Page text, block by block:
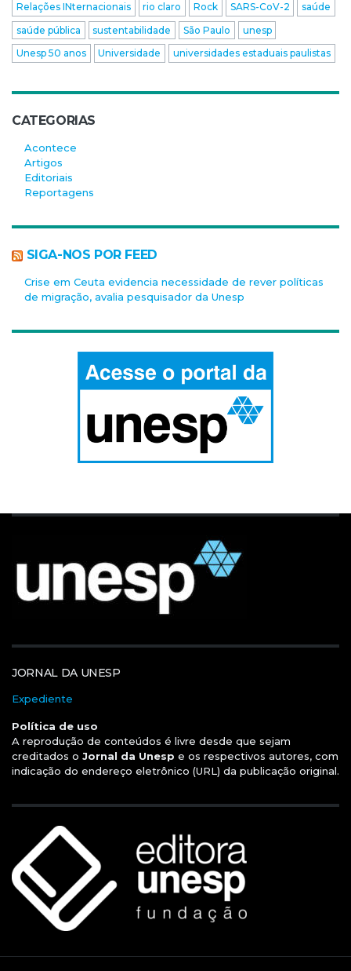
Relações INternacionais
rio claro Rock SARS-CoV-2
saúde
saúde pública
sustentabilidade São Paulo
unesp
Unesp 50 anos
Universidade universidades estaduais paulistas
CATEGORIAS
Acontece
Artigos
Editoriais
Reportagens
SIGA-NOS POR FEED
Crise em Ceuta evidencia necessidade de rever políticas
de migração, avalia pesquisador da Unesp
JORNAL DA UNESP
Expediente
Política de uso
A reprodução de conteúdos é livre desde que sejam
creditados o Jornal da Unesp e os respectivos autores, com
indicação do endereço eletrônico (URL) da publicação original.